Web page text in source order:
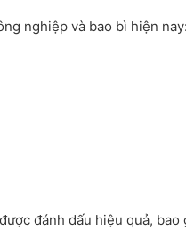
nghiệp và bao bì hiện nay:
đánh dấu hiệu quả, bao